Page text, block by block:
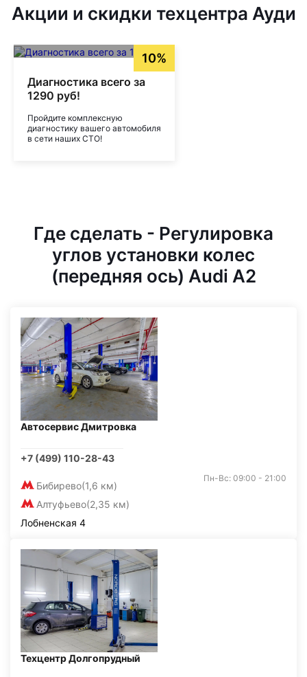
Акции и скидки техцентра Ауди
10%
Диагностика всего за
1290 руб!
Пройдите комплексную
диагностику вашего автомобиля
в сети наших СТО!
Где сделать - Регулировка
углов установки колес
(передняя ось) Audi A2
Автосервис Дмитровка
+7 (499) 110-28-43
Бибирево(1,6 км)
Алтуфьево(2,35 км)
Пн-Вс: 09:00 - 21:00
Лобненская 4
Техцентр Долгопрудный